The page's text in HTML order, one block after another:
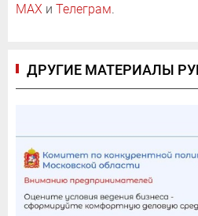
MAX и Телеграм.
ДРУГИЕ МАТЕРИАЛЫ